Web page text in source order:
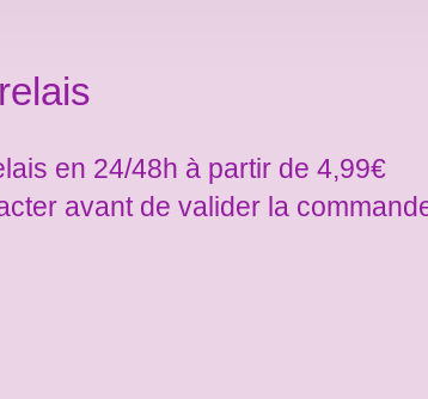
en 24/48h à partir de 4,99€
avant de valider la